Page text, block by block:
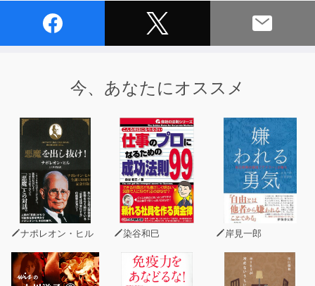
たった１０の基本フレーズを覚えるだけで、旅行で使うス
に、トラブルのときにも役立つ単語＆例文がたっぷり。日
からも習得すれば、スペイン語独特の発音もしっかりマス
ターできる。単語・例文にはすべてカタカナのルビあり。
スペイン語ビギナー、旅行のためだけの学習者に最適。
■目次■
［出発２４時間前 編］
・スペイン語の基礎知識
・コミュニケーションに役立つ１５の常用フレーズ
・定番応答フレーズ８
今、あなたにオススメ
ナポレオン・ヒル 染谷和巳 岸見一郎